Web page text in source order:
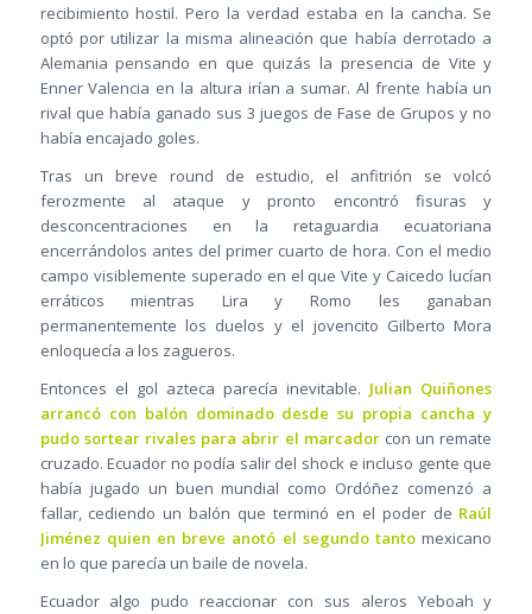
recibimiento hostil. Pero la verdad estaba en la cancha. Se
optó por utilizar la misma alineación que había derrotado a
Alemania pensando en que quizás la presencia de Vite y
Enner Valencia en la altura irían a sumar. Al frente había un
rival que había ganado sus 3 juegos de Fase de Grupos y no
había encajado goles.
Tras un breve round de estudio, el anfitrión se volcó
ferozmente al ataque y pronto encontró fisuras y
desconcentraciones en la retaguardia ecuatoriana
encerrándolos antes del primer cuarto de hora. Con el medio
campo visiblemente superado en el que Vite y Caicedo lucían
erráticos mientras Lira y Romo les ganaban
permanentemente los duelos y el jovencito Gilberto Mora
enloquecía a los zagueros.
Entonces el gol azteca parecía inevitable. Julian Quiñones
arrancó con balón dominado desde su propia cancha y
pudo sortear rivales para abrir el marcadorcon un remate
cruzado. Ecuador no podía salir del shock e incluso gente que
había jugado un buen mundial como Ordóñez comenzó a
fallar, cediendo un balón que terminó en el poder de Raúl
Jiménez quien en breve anotó el segundo tanto mexicano
en lo que parecía un baile de novela.
Ecuador algo pudo reaccionar con sus aleros Yeboah y